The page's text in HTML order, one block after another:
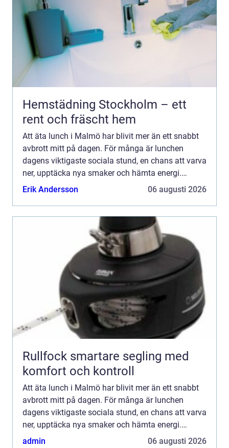
Hemstädning Stockholm – ett
rent och fräscht hem
Att äta lunch i Malmö har blivit mer än ett snabbt
avbrott mitt på dagen. För många är lunchen
dagens viktigaste sociala stund, en chans att varva
ner, upptäcka nya smaker och hämta energi.
Stadens restauranger har tagit fasta på det och
Erik Andersson 06 augusti 2026
Rullfock smartare segling med
komfort och kontroll
Att äta lunch i Malmö har blivit mer än ett snabbt
avbrott mitt på dagen. För många är lunchen
dagens viktigaste sociala stund, en chans att varva
ner, upptäcka nya smaker och hämta energi.
Stadens restauranger har tagit fasta på det och
admin 06 augusti 2026